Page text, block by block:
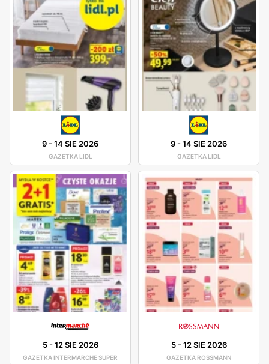
9-14 SIE 2026
GAZETKA LIDL
9-14 SIE 2026
GAZETKA LIDL
5-12 SIE 2026
GAZETKA INTERMARCHE SUPER
5-12 SIE 2026
GAZETKA ROSSMANN